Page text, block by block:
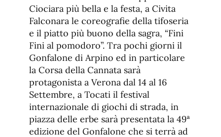
Ciociara più bella e la festa, a Civita
Falconara le coreografie della tifoseria
e il piatto più buono della sagra, “Fini
Fini al pomodoro”. Tra pochi giorni il
Gonfalone di Arpino ed in particolare
la Corsa della Cannata sarà
protagonista a Verona dal 14 al 16
Settembre, a Tocati il festival
internazionale di giochi di strada, in
piazza delle erbe sarà presentata la 49ª
edizione del Gonfalone che si terrà ad